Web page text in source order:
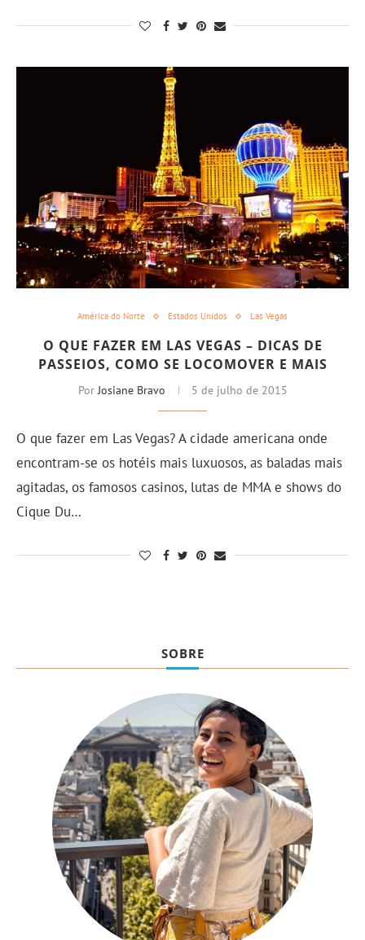
América do Norte Estados Unidos Las Vegas
O QUE FAZER EM LAS VEGAS – DICAS DE
PASSEIOS, COMO SE LOCOMOVER E MAIS
PorJosiane Bravo 5 de julho de 2015
O que fazer em Las Vegas? A cidade americana onde
encontram-se os hotéis mais luxuosos, as baladas mais
agitadas, os famosos casinos, lutas de MMA e shows do
Cique Du…
SOBRE